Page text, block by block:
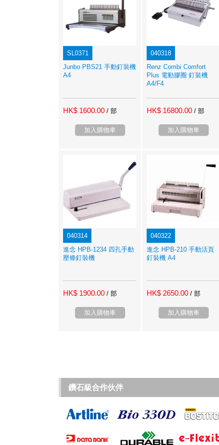
SL0371
Junbo PBS21 手動釘裝機
A4
HK$ 1600.00 / 部
加入購物車
040318
Renz Combi Comfort
Plus 電動膠圈 釘裝機
A4/F4
HK$ 16800.00 / 部
加入購物車
040314
進念 HPB-1234 四孔手動
壓條釘裝機
HK$ 1900.00 / 部
加入購物車
040322
進念 HPB-210 手動活頁
釘裝機 A4
HK$ 2650.00 / 部
加入購物車
鑽石級合作伙伴